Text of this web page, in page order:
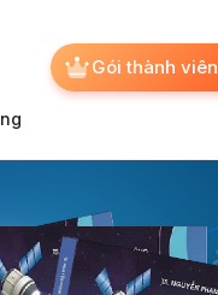
Gói thành viên